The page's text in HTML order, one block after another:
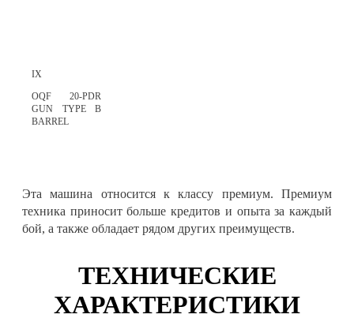
IX
OQF 20-PDR
GUN TYPE B
BARREL
Эта машина относится к классу премиум. Премиум
техника приносит больше кредитов и опыта за каждый
бой, а также обладает рядом других преимуществ.
ТЕХНИЧЕСКИЕ
ХАРАКТЕРИСТИКИ